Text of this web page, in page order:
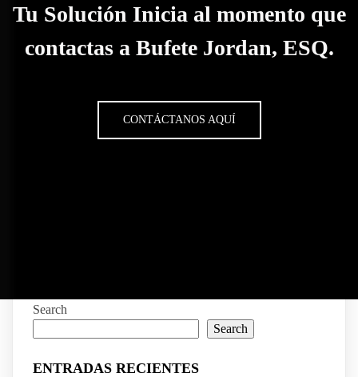
Tu Solución Inicia al momento que
contactas a Bufete Jordan, ESQ.
CONTÁCTANOS AQUÍ
Search
Search
ENTRADAS RECIENTES